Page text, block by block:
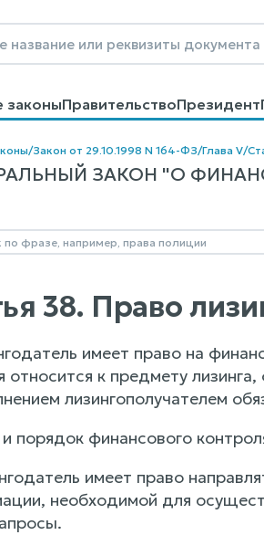
законыПравительствоПрезидент
договоровКонтакты
/Закон от 29.10.1998 N 164-ФЗ/Глава V/
ЗАКОН "О
38. Право
имеет право на
относится к предмету
лизингополучателем
порядок финансового
имеет право
необходимой для